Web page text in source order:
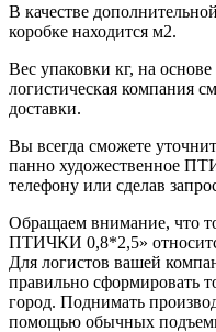
В качестве
коробке находится м2.
Вес упаковки кг, на
логистическая компания
доставки.
Вы всегда сможете
панно художественное
телефону или сделав
Обращаем внимание, что
ПТИЧКИ 0,8*2,5»
Для логистов вашей
правильно сформировать
город. Поднимать
помощью обычных